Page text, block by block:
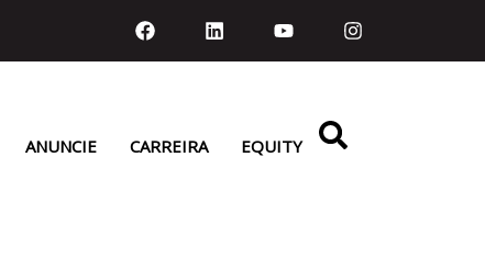
ANUNCIE CARREIRA EQUITY